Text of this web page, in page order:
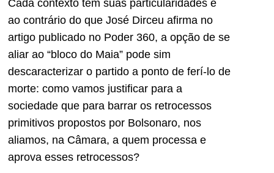
Cada contexto tem suas particularidades e
ao contrário do que José Dirceu afirma no
artigo publicado no Poder 360, a opção de se
aliar ao “bloco do Maia” pode sim
descaracterizar o partido a ponto de ferí-lo de
morte: como vamos justificar para a
sociedade que para barrar os retrocessos
primitivos propostos por Bolsonaro, nos
aliamos, na Câmara, a quem processa e
aprova esses retrocessos?